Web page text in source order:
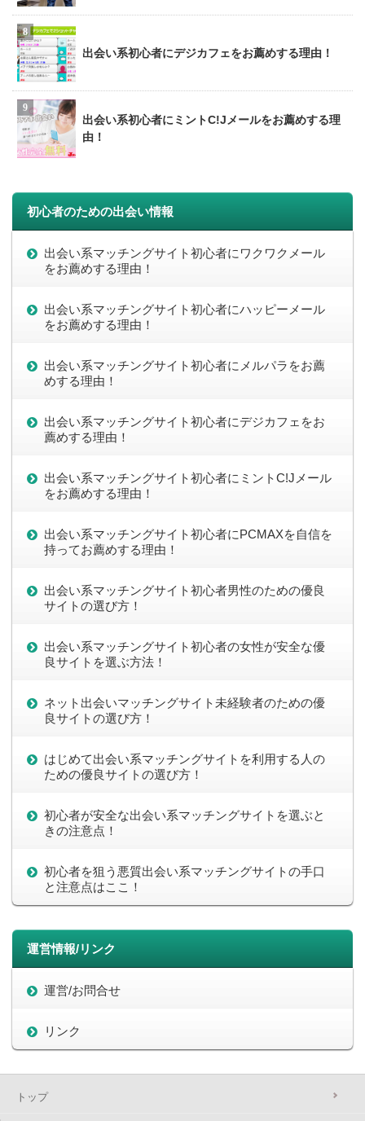
出会い系初心者にデジカフェをお薦めする理由！
出会い系初心者にミントC!Jメールをお薦めする理
由！
初心者のための出会い情報
出会い系マッチングサイト初心者にワクワクメール
をお薦めする理由！
出会い系マッチングサイト初心者にハッピーメール
をお薦めする理由！
出会い系マッチングサイト初心者にメルパラをお薦
めする理由！
出会い系マッチングサイト初心者にデジカフェをお
薦めする理由！
出会い系マッチングサイト初心者にミントC!Jメール
をお薦めする理由！
出会い系マッチングサイト初心者にPCMAXを自信を
持ってお薦めする理由！
出会い系マッチングサイト初心者男性のための優良
サイトの選び方！
出会い系マッチングサイト初心者の女性が安全な優
良サイトを選ぶ方法！
ネット出会いマッチングサイト未経験者のための優
良サイトの選び方！
はじめて出会い系マッチングサイトを利用する人の
ための優良サイトの選び方！
初心者が安全な出会い系マッチングサイトを選ぶと
きの注意点！
初心者を狙う悪質出会い系マッチングサイトの手口
と注意点はここ！
運営情報/リンク
運営/お問合せ
リンク
トップ